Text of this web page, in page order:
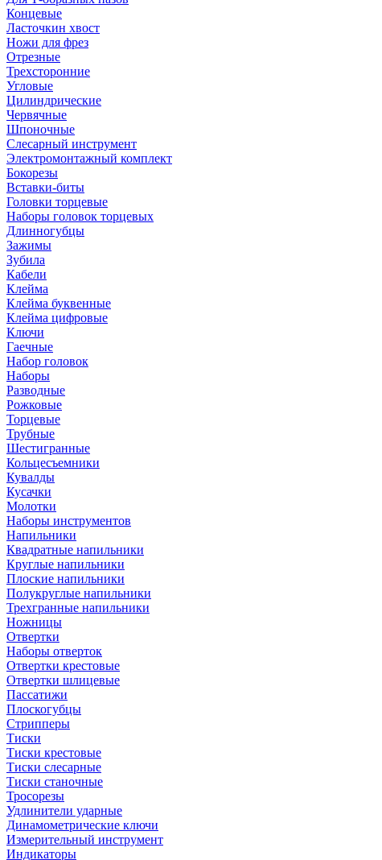
Концевые
Ласточкин хвост
Ножи для фрез
Отрезные
Трехсторонние
Угловые
Цилиндрические
Червячные
Шпоночные
Слесарный инструмент
Электромонтажный комплект
Бокорезы
Вставки-биты
Головки торцевые
Наборы головок торцевых
Длинногубцы
Зажимы
Зубила
Кабели
Клейма
Клейма буквенные
Клейма цифровые
Ключи
Гаечные
Набор головок
Наборы
Разводные
Рожковые
Торцевые
Трубные
Шестигранные
Кольцесъемники
Кувалды
Кусачки
Молотки
Наборы инструментов
Напильники
Квадратные напильники
Круглые напильники
Плоские напильники
Полукруглые напильники
Трехгранные напильники
Ножницы
Отвертки
Наборы отверток
Отвертки крестовые
Отвертки шлицевые
Пассатижи
Плоскогубцы
Стрипперы
Тиски
Тиски крестовые
Тиски слесарные
Тиски станочные
Тросорезы
Удлинители ударные
Динамометрические ключи
Измерительный инструмент
Индикаторы